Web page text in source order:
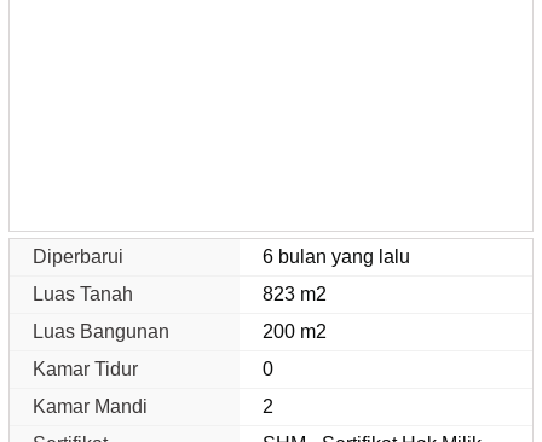
Diperbarui
6 bulan yang lalu
Luas Tanah
823 m2
Luas Bangunan
200 m2
Kamar Tidur
0
Kamar Mandi
2